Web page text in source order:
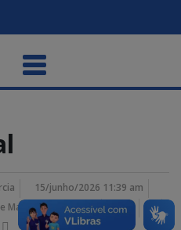
15/junho/2026 11:39 am
Mato Grosso do Sul